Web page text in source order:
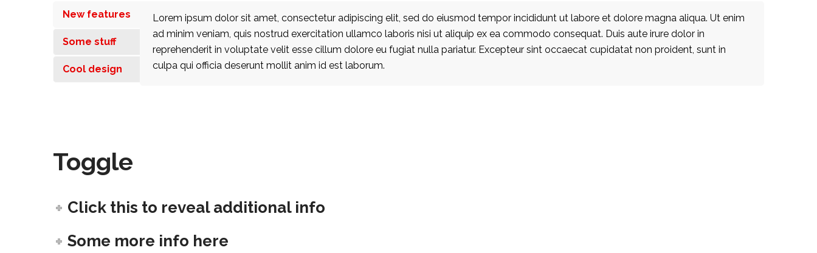
New features
Some stuff
Cool design
Lorem ipsum dolor sit amet, consectetur adipiscing elit, sed do eiusmod tempor incididunt ut labore et dolore magna aliqua. Ut enim
ad minim veniam, quis nostrud exercitation ullamco laboris nisi ut aliquip ex ea commodo consequat. Duis aute irure dolor in
reprehenderit in voluptate velit esse cillum dolore eu fugiat nulla pariatur. Excepteur sint occaecat cupidatat non proident, sunt in
culpa qui officia deserunt mollit anim id est laborum.
Toggle
Click this to reveal additional info
Some more info here